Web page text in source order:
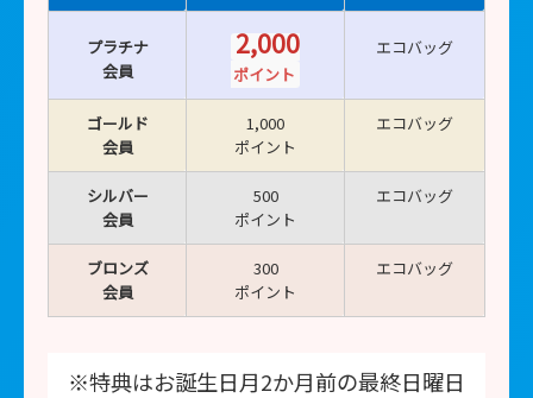
プラチナ
会員
2,000
ポイント
エコバッグ
ゴールド
会員
1,000
ポイント
エコバッグ
シルバー
会員
500
ポイント
エコバッグ
ブロンズ
会員
300
ポイント
エコバッグ
※特典はお誕生日月2か月前の最終日曜日